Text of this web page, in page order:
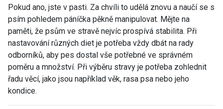
Pokud ano, jste v pasti. Za chvíli to udělá znovu a naučí se s
psím pohledem páníčka pěkně manipulovat. Mějte na
paměti, že psům ve stravě nejvíc prospívá stabilita. Při
nastavování různých diet je potřeba vždy dbát na rady
odborníků, aby pes dostal vše potřebné ve správném
poměru a množství. Při výběru stravy je potřeba zohlednit
řadu věcí, jako jsou například věk, rasa psa nebo jeho
kondice.